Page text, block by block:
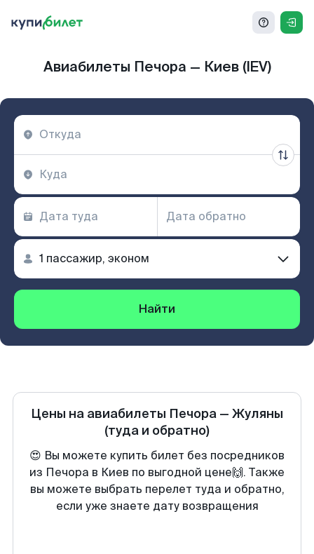
Авиабилеты Печора — Киев (IEV)
Найти
Цены на авиабилеты Печора — Жуляны
(туда и обратно)
😍 Вы можете купить билет без посредников
из Печора в Киев по выгодной цене🙌. Также
вы можете выбрать перелет туда и обратно,
если уже знаете дату возвращения